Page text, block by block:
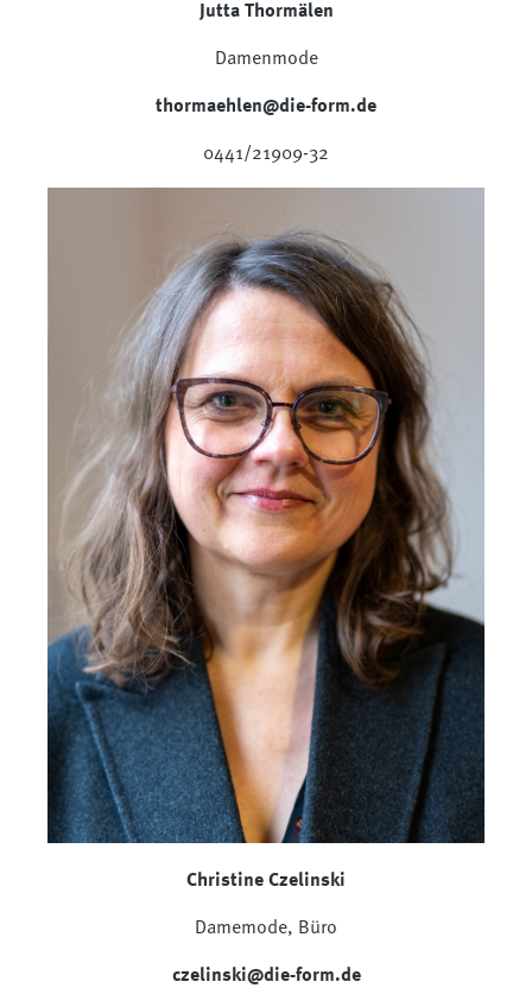
Jutta Thormälen
Damenmode
thormaehlen@die-form.de
0441/21909-32
Christine Czelinski
Damemode, Büro
czelinski@die-form.de